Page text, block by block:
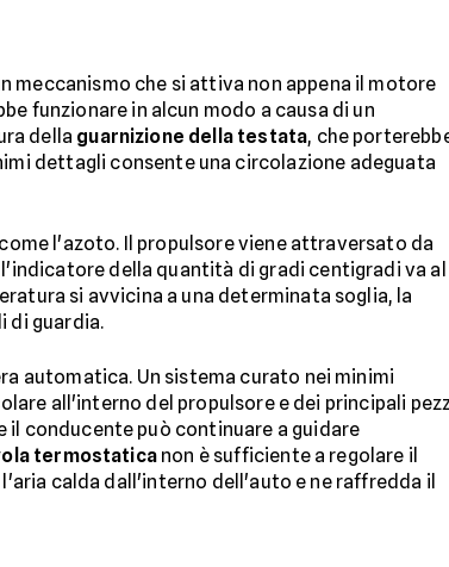
meccanismo che si attiva non appena il motore
funzionare in alcun modo a causa di un
della guarnizione della testata, che
dettagli consente una circolazione adeguata
l'azoto. Il propulsore viene attraversato da
della quantità di gradi centigradi va al
si avvicina a una determinata soglia, la
di guardia.
automatica. Un sistema curato nei minimi
all'interno del propulsore e dei principali
il conducente può continuare a guidare
termostaticanon è sufficiente a regolare il
calda dall'interno dell'auto e ne raffredda il